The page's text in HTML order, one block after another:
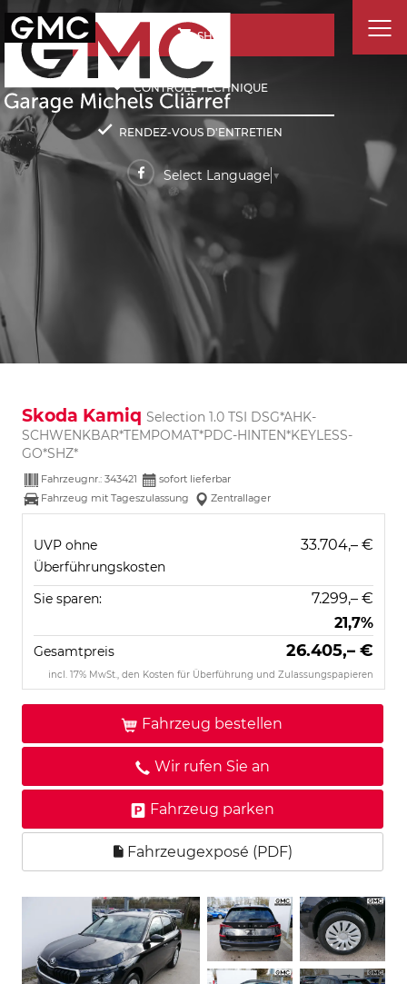
SHOP
CONTRÔLE TECHNIQUE
RENDEZ-VOUS D'ENTRETIEN
Select Language ▼
Skoda Kamiq Selection 1.0 TSI DSG*AHK-
SCHWENKBAR*TEMPOMAT*PDC-HINTEN*KEYLESS-
GO*SHZ*
Fahrzeugnr.: 343421
sofort lieferbar
Fahrzeug mit Tageszulassung
Zentrallager
UVP ohne
Überführungskosten
33.704,– €
Sie sparen:
7.299,– €
21,7%
Gesamtpreis 26.405,– €
incl. 17% MwSt., den Kosten für Überführung und Zulassungspapieren
Fahrzeug bestellen
Wir rufen Sie an
Fahrzeug parken
Fahrzeugexposé (PDF)